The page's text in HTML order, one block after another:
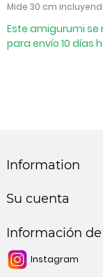
Mide 30 cm
Este amigurumi se
para envío 10 días
Information
Su cuenta
Información
Instagram